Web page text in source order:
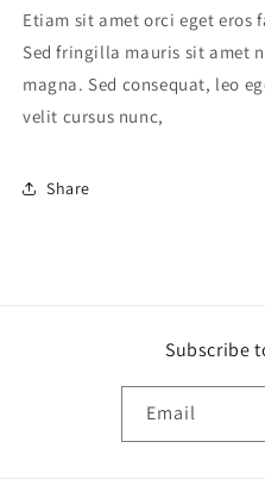
Etiam sit amet orci eget eros
Sed fringilla mauris sit amet
magna. Sed consequat, leo
velit cursus nunc,
Share
Subscribe
Email